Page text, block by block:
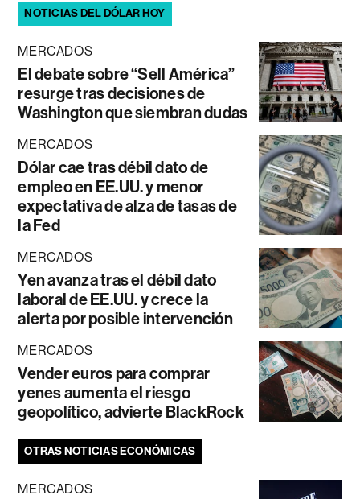
NOTICIAS DEL DÓLAR HOY
MERCADOS
El debate sobre “Sell América”
resurge tras decisiones de
Washington que siembran dudas
MERCADOS
Dólar cae tras débil dato de
empleo en EE.UU. y menor
expectativa de alza de tasas de
la Fed
MERCADOS
Yen avanza tras el débil dato
laboral de EE.UU. y crece la
alerta por posible intervención
MERCADOS
Vender euros para comprar
yenes aumenta el riesgo
geopolítico, advierte BlackRock
OTRAS NOTICIAS ECONÓMICAS
MERCADOS